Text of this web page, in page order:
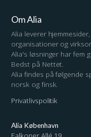
E-mail
Om Alia
Alia leverer
organisationer og
Alia's løsninger har fem
Bedst på Nettet.
Alia findes på følgende
norsk og finsk.
Privatlivspolitik
Alia København
Falkoner Allé 19